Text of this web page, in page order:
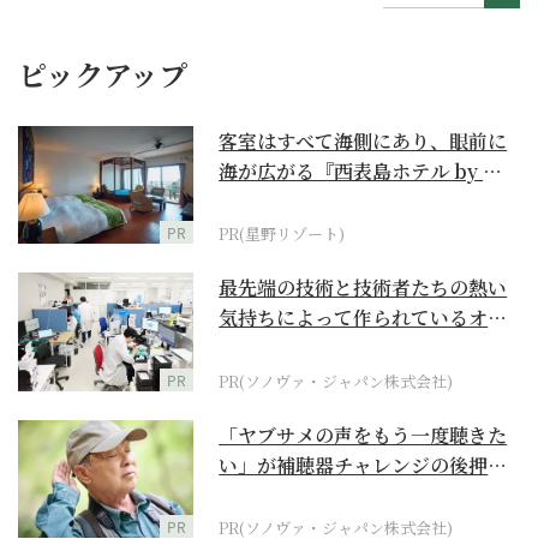
ピックアップ
PR
客室はすべて海側にあり、眼前に
海が広がる『西表島ホテル by 星
PR(星野リゾート)
PR
最先端の技術と技術者たちの熱い
気持ちによって作られているオー
PR(ソノヴァ・ジャパン株式会社)
PR
「ヤブサメの声をもう一度聴きた
い」が補聴器チャレンジの後押し
PR(ソノヴァ・ジャパン株式会社)